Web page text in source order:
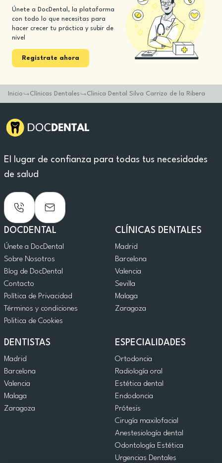
Únete a DocDental, la plataforma
con todo lo que necesitas para
hacer crecer tu práctica y subir de
nivel
Registrate ahora
Inicio Clínicas Dentales Clinica Dental Silva Carrizo de la Ribera
El lugar de confianza para todas tus necesidades
de salud
DOCDENTAL
Únete a DocDental
Sobre Nosotros
Blog de DocDental
Contacto
Política de Privacidad
Términos y condiciones
Politica de Cookies
CLÍNICAS DENTALES
Madrid
Barcelona
Valencia
Sevilla
Malaga
Zaragoza
DENTISTAS
Madrid
Barcelona
Valencia
Malaga
Zaragoza
ESPECIALIDADES
Ortodoncia
Radiología oral
Estética dental
Endodoncia
Prótesis
Cirugía maxilofacial
Anestesiología dental
Odontología Estética
Urgencias Dentales